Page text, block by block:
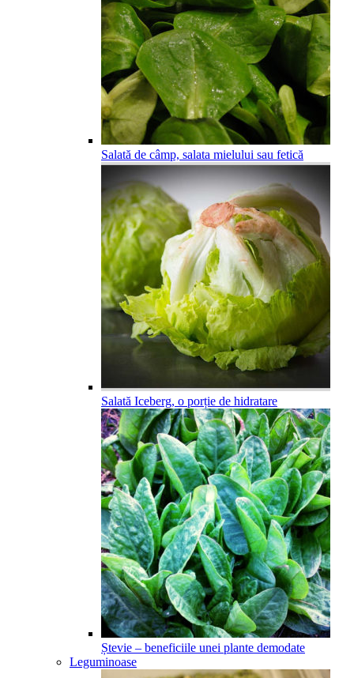
Salată de câmp, salata mielului sau fetică
Salată Iceberg, o porție de hidratare
Ștevie – beneficiile unei plante demodate
Leguminoase